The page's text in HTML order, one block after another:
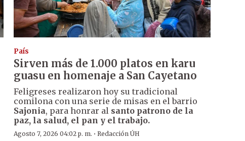
País
Sirven más de 1.000 platos en karu
guasu en homenaje a San Cayetano
Feligreses realizaron hoy su tradicional
comilona con una serie de misas en el barrio
Sajonia, para honrar al santo patrono de la
paz, la salud, el pan y el trabajo.
Agosto 7, 2026 04:02 p. m. · Redacción ÚH